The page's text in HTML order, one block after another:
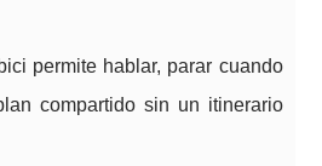
permite hablar, parar cuando
compartido sin un itinerario